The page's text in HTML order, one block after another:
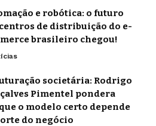
e robótica: o futuro
de distribuição do e-
brasileiro chegou!
societária: Rodrigo
Pimentel pondera
o modelo certo depende
do negócio